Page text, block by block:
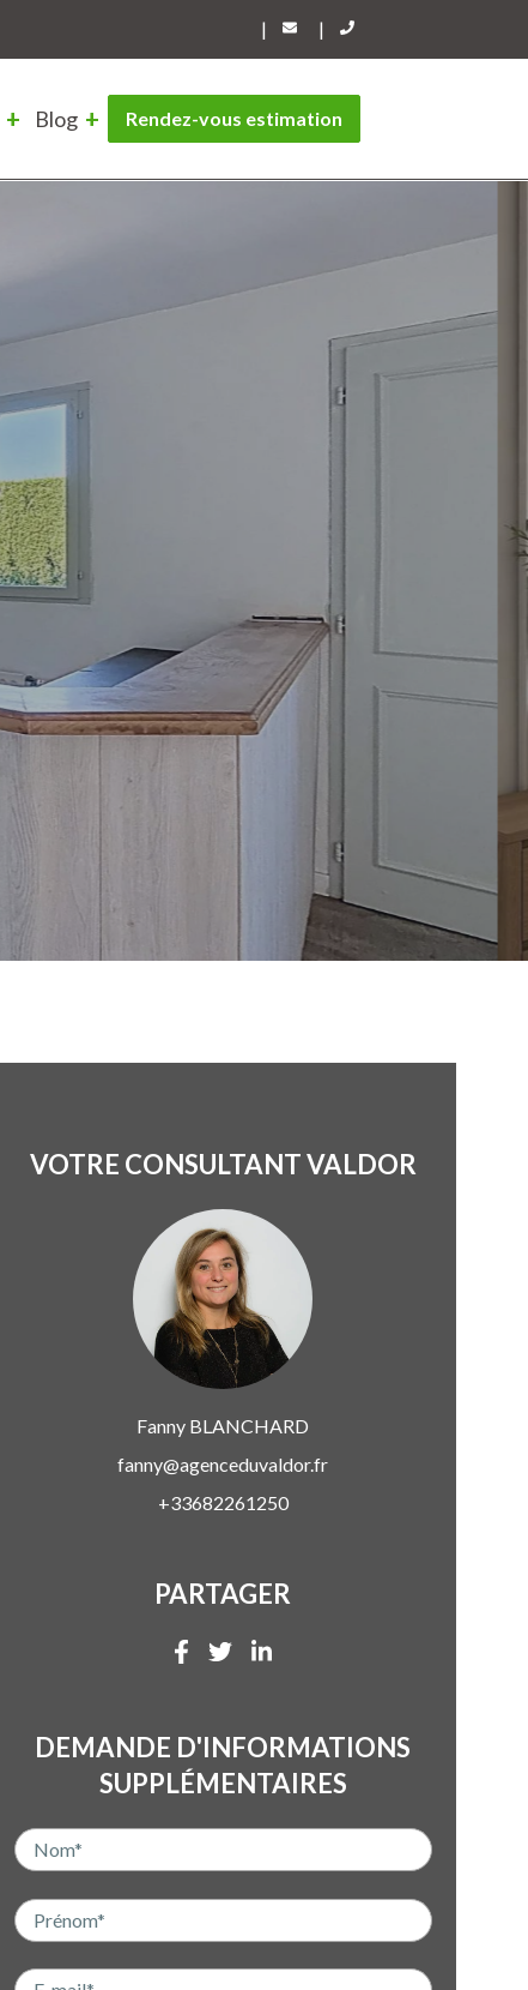
| |
Blog Rendez-vous estimation
VOTRE CONSULTANT VALDOR
Fanny BLANCHARD
fanny@agenceduvaldor.fr
+33682261250
PARTAGER
DEMANDE D'INFORMATIONS
SUPPLÉMENTAIRES